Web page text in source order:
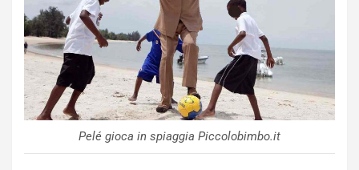
Pelé gioca in spiaggia Piccolobimbo.it